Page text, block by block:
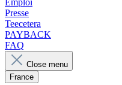
Emploi
Presse
Teecetera
PAYBACK
FAQ
Close menu
France